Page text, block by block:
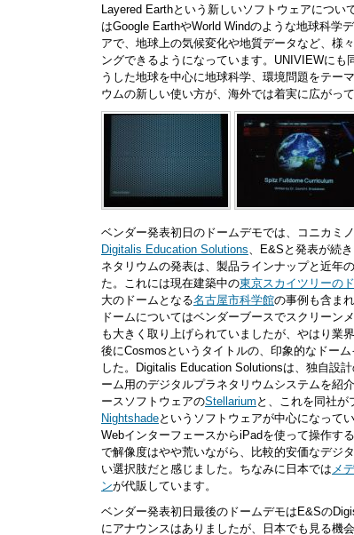
Layered Earthという新しいソフトウェアにつ
はGoogle EarthやWorld Windのような地球科学
アで、地球上の気候変化や地質データなど、様
ングできるようになっています。UNIVIEWにも
うした地球を中心に地球科学、環境問題をテー
ウムの新しい使い方が、海外では着実に広がっ
ベンダー発表初日のドームデモでは、コニカミ
Digitalis Education Solutions 、E&Sと発表が続
ネタリウムの発表は、製品ラインナップと近年
た。これには現在建築中の東京スカイツリーの
大のドームとなる名古屋市科学館の事例も含ま
ドームについてはベンダーブースでスクリーン
も大きく取り上げられていましたが、やはり業
後にCosmosというタイトルの、印象的なドー
した。Digitalis Education Solutionsは、独自設
ーム用のデジタルプラネタリウムシステムを紹
ースソフトウェアのStellarium と、これを同社が
Nightshadeというソフトウェアが中心になって
WebインターフェースからiPadを使って操作す
で解像度はやや荒いながら、比較的安価なデジ
い選択肢だと感じました。ちなみに日本では メ
ンが代販しています。
ベンダー発表初日最後のドームデモはE&Sの
にアナウンスはありましたが、日本でも見る機